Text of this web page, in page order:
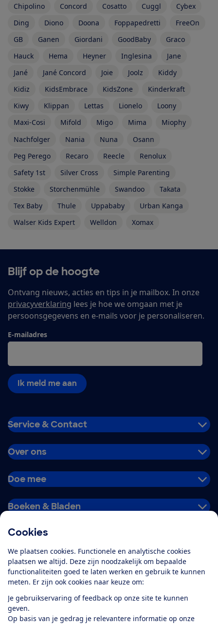
Cookies
We plaatsen cookies. Functionele en analytische cookies
plaatsen we altijd. Deze zijn noodzakelijk om bepaalde
functionaliteiten goed te laten werken en gebruik te kunnen
meten. Er zijn ook cookies naar keuze om:
Je gebruikservaring of feedback op onze site te kunnen
geven.
Op basis van je gedrag je relevantere informatie op onze
Chipolino
Concord Cosatto Cuggl
Cybex
Ding
Diono Doona Foppapedretti
FreeOn
GB
Ganen Giordani GoodBaby
Graco
Hauck
Hema Heyner Inglesina
Jane
Jané
Jané Concord Joie Joolz
Kiddy
Kidiz
KidsEmbrace KidsZone
Kinderkraft
Kiwy
Klippan Lettas Lionelo
Loony
Maxi-Cosi
Mifold Migo Mima
Miophy
Nachfolger
Nania Nuna
Osann
Peg Perego
Recaro Reecle
Renolux
Safety 1st
Silver Cross
Simple Parenting
Stokke
Storchenmühle Swandoo
Takata
Tex Baby
Thule Uppababy
Urban Kanga
Walser Kids Expert
Welldon Xomax
Blijf op de hoogte
Ontvang nieuws, acties en tips in je mailbox. In onze
privacyverklaring lees je hoe we omgaan met je
persoonsgegevens en e-mails voor je personaliseren.
E-mailadres
Ik meld me aan
Service & Contact
Over ons
Doe mee
Boeken & Bladen
Alles over de
app